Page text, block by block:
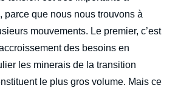
parce que nous nous trouvons à
mouvements. Le premier, c’est
des besoins en
les minerais de la transition
le plus gros volume. Mais ce